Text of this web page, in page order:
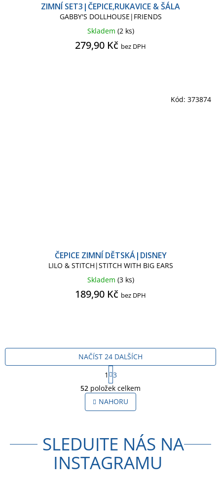
ZIMNÍ SET3|ČEPICE,RUKAVICE & ŠÁLA
GABBY'S DOLLHOUSE|FRIENDS
Skladem (2 ks)
279,90 Kč bez DPH
ČEPICE ZIMNÍ DĚTSKÁ|DISNEY
LILO & STITCH|STITCH WITH BIG EARS
Skladem (3 ks)
189,90 Kč bez DPH
Kód: 373874
O
v
l
á
c
í
p
r
NAČÍST 24 DALŠÍCH
S
t
r
á
n
k
á
n
í
1
3
52 položek celkem
NAHORU
SLEDUJTE NÁS NA
INSTAGRAMU